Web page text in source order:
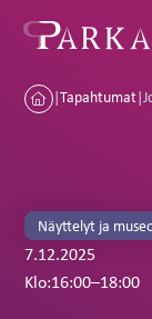
|Tapahtumat|
Näyttelyt ja
7.12.2025
Klo:16:00–18:00